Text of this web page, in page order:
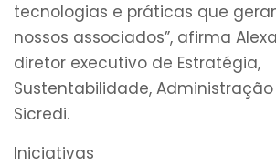
tecnologias e práticas que
nossos associados”, afirma
diretor executivo de Estratégia,
Sustentabilidade,
Sicredi.
Iniciativas